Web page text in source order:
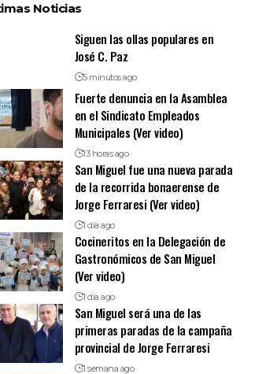
Noticias
Siguen las ollas populares en
José C. Paz
5 minutos ago
Fuerte denuncia en la Asamblea
en el Sindicato Empleados
Municipales (Ver video)
13 horas ago
San Miguel fue una nueva parada
de la recorrida bonaerense de
Jorge Ferraresi (Ver video)
1 día ago
Cocineritos en la Delegación de
Gastronómicos de San Miguel
(Ver video)
1 día ago
San Miguel será una de las
primeras paradas de la campaña
provincial de Jorge Ferraresi
1 semana ago